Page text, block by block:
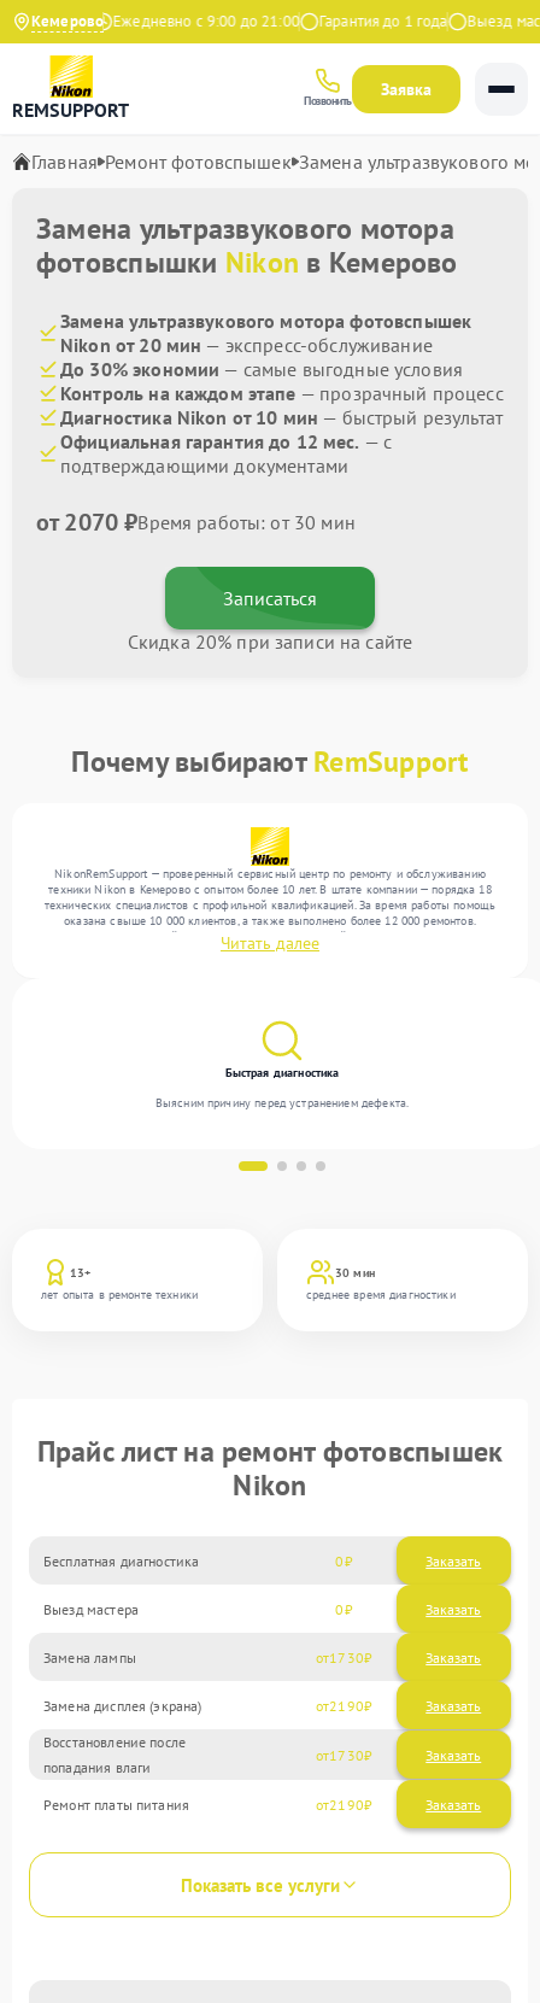
Кемерово
на Яндекс Ежедневно с 9:00 до 21:00 Гарантия до 1 года Выезд
REMSUPPORT Позвонить
Заявка
Главная Ремонт фотовспышек Замена ультразвукового
Замена ультразвукового мотора
фотовспышки Nikon в Кемерово
Замена ультразвукового мотора фотовспышек
Nikon от 20 мин — экспресс-обслуживание
До 30% экономии — самые выгодные условия
Контроль на каждом этапе — прозрачный процесс
Диагностика Nikon от 10 мин — быстрый результат
Официальная гарантия до 12 мес. — с
подтверждающими документами
от 2070 ₽Время работы: от 30 мин
Записаться
Скидка 20% при записи на сайте
Почему выбираютRemSupport
NikonRemSupport — проверенный сервисный центр по ремонту и обслуживанию
техники Nikon в Кемерово с опытом более 10 лет. В штате компании — порядка 18
технических специалистов с профильной квалификацией. За время работы помощь
оказана свыше 10 000 клиентов, а также выполнено более 12 000 ремонтов.
Ежемесячно в сервисный центр поступает от 300 устройств, включая , , . Мы беремся
за задачи любой сложности и поддерживаем высокий стандарт качества благодаря
Читать далее
13+
лет опыта в ремонте техники
30 мин
среднее время диагностики
Быстрая диагностика
Выясним причину перед устранением дефекта.
Прайс лист на ремонт фотовспышек
Nikon
Бесплатная диагностика 0 Заказать
Выезд мастера 0 Заказать
Замена лампы 1730
Замена дисплея (экрана) 2190
Восстановление после
попадания влаги
1730
Ремонт платы питания 2190
Показать все услуги